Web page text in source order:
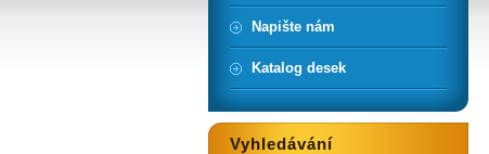
Napište nám
Katalog desek
Vyhledávání